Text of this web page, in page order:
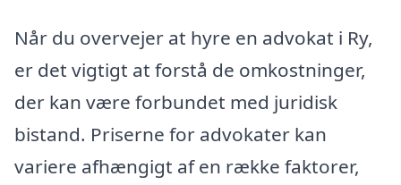
Når du overvejer at hyre en advokat i Ry,
er det vigtigt at forstå de omkostninger,
der kan være forbundet med juridisk
bistand. Priserne for advokater kan
variere afhængigt af en række faktorer,